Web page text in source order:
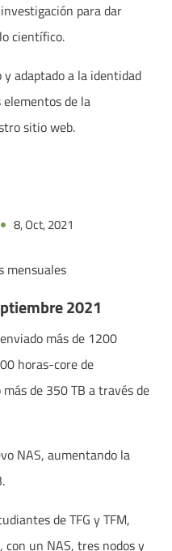
para dar
científico.
adaptado a la identidad
de la
sitio web.
8, Oct, 2021
mensuales
2021
más de 1200
horas-core de
de 350 TB a través de
NAS, aumentando la
de TFG y TFM,
con un NAS, tres nodos y